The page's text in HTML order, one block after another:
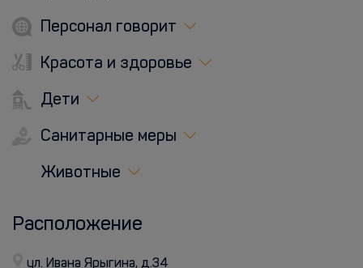
Персонал говорит
Красота и здоровье
Дети
Санитарные меры
Животные
Расположение
ул. Ивана Ярыгина, д.34